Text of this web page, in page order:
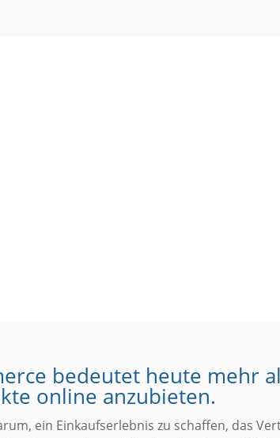
bedeutet heute mehr
online anzubieten.
ein Einkaufserlebnis zu schaffen, das